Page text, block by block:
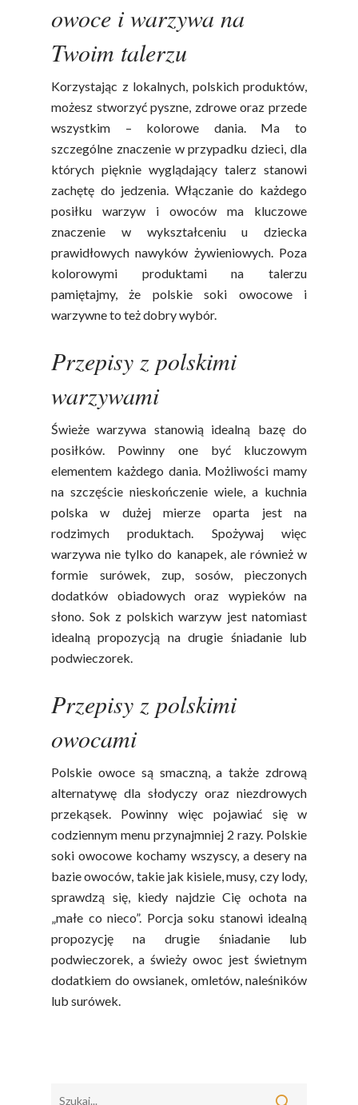
owoce i warzywa na
Twoim talerzu
Korzystając z lokalnych, polskich produktów,
możesz stworzyć pyszne, zdrowe oraz przede
wszystkim – kolorowe dania. Ma to
szczególne znaczenie w przypadku dzieci, dla
których pięknie wyglądający talerz stanowi
zachętę do jedzenia. Włączanie do każdego
posiłku warzyw i owoców ma kluczowe
znaczenie w wykształceniu u dziecka
prawidłowych nawyków żywieniowych. Poza
kolorowymi produktami na talerzu
pamiętajmy, że polskie soki owocowe i
warzywne to też dobry wybór.
Przepisy z polskimi
warzywami
Świeże warzywa stanowią idealną bazę do
posiłków. Powinny one być kluczowym
elementem każdego dania. Możliwości mamy
na szczęście nieskończenie wiele, a kuchnia
polska w dużej mierze oparta jest na
rodzimych produktach. Spożywaj więc
warzywa nie tylko do kanapek, ale również w
formie surówek, zup, sosów, pieczonych
dodatków obiadowych oraz wypieków na
słono. Sok z polskich warzyw jest natomiast
idealną propozycją na drugie śniadanie lub
podwieczorek.
Przepisy z polskimi
owocami
Polskie owoce są smaczną, a także zdrową
alternatywę dla słodyczy oraz niezdrowych
przekąsek. Powinny więc pojawiać się w
codziennym menu przynajmniej 2 razy. Polskie
soki owocowe kochamy wszyscy, a desery na
bazie owoców, takie jak kisiele, musy, czy lody,
sprawdzą się, kiedy najdzie Cię ochota na
„małe co nieco”. Porcja soku stanowi idealną
propozycję na drugie śniadanie lub
podwieczorek, a świeży owoc jest świetnym
dodatkiem do owsianek, omletów, naleśników
lub surówek.
Kalendarz Warzyw I
Warzywne
Jakość Soków
Sok Jako Porcja
Składniki Odżywcze
Sokach
Biodostępność
Efekt Metaboliczny
Zdrowia
Dietetyczne ABC
Okiem Eksperta
Uroda
Współpraca Z
Przepisy
Program
Edukacyjny
Projekty
Naturalnie, Że
MOC POLSKICH
Certyfikowany
Narodowe Badania
Konsumpcji Warzyw
Owoców
Nutriscore Fakty
Federacja
Związków
Rolnych – Ziemniaki
Jedz Owoce I
Festiwal Młody
Owoce
Polskie Forum
Ekologicznej
Chrup Owoce, Jedz
Warzywa – To Na
Świetnie Wpływa
Warzywa I Owoce
Super Moce
Good Move
Wydarzenia